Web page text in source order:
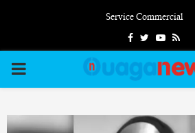
Service Commercial
FacebookTwitterYoutube
Rss
PRIMARY